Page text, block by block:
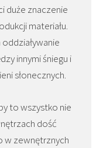
duże znaczenie
materiału.
innymi śniegu i
słonecznych.
to wszystko nie
dość
w zewnętrznych